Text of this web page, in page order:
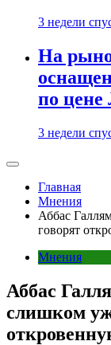
3 недели
На
по
3 недели
Главная
Мнения
Аббас
говорят
Мнения
Аббас
слишком уж